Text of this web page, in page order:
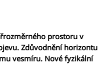
prostoru v
Zdůvodnění horizontu
vesmíru. Nové fyzikální